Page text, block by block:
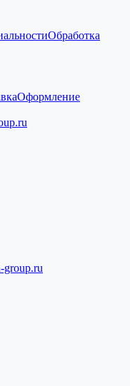
Обработка
Оформление
group.ru